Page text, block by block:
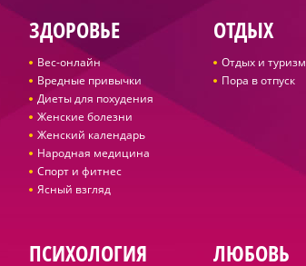
ЗДОРОВЬЕ
Вес-онлайн
Вредные привычки
Диеты для похудения
Женские болезни
Женский календарь
Народная медицина
Спорт и фитнес
Ясный взгляд
ОТДЫХ
Отдых и туризм
Пора в отпуск
ПСИХОЛОГИЯ ЛЮБОВЬ